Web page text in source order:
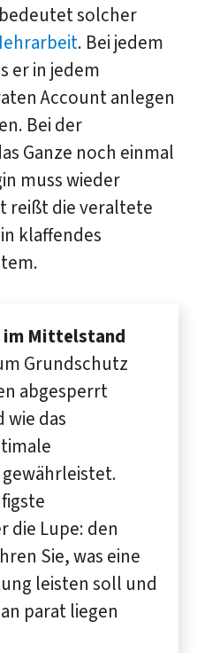
solcher
. Bei jedem
er in jedem
Account anlegen
Bei der
Ganze noch einmal
muss wieder
reißt die veraltete
klaffendes
im Mittelstand
Grundschutz
abgesperrt
wie das
die Lupe: den
Sie, was eine
leisten soll und
parat liegen